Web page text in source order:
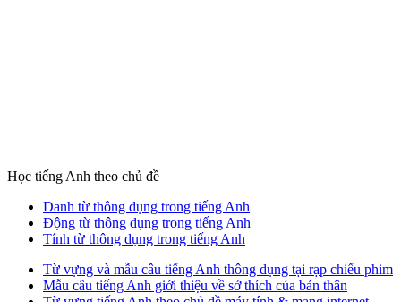
Học tiếng Anh theo chủ đề
Danh từ thông dụng trong tiếng Anh
Động từ thông dụng trong tiếng Anh
Tính từ thông dụng trong tiếng Anh
Từ vựng và mẫu câu tiếng Anh thông dụng tại rạp chiếu phim
Mẫu câu tiếng Anh giới thiệu về sở thích của bản thân